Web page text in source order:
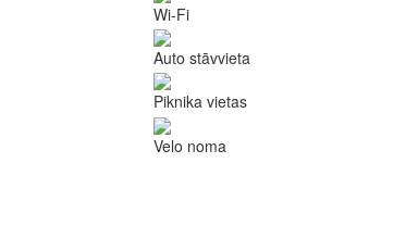
Wi-Fi
Auto stāvvieta
Piknika vietas
Velo noma